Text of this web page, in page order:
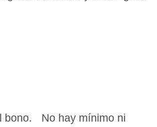
bono. No hay mínimo ni